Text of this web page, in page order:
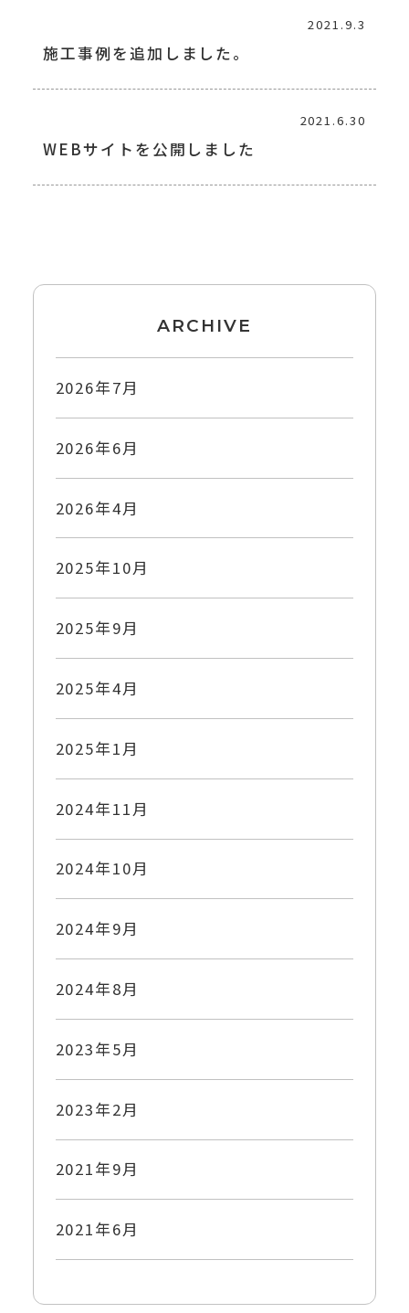
2021.9.3
施工事例を追加しました。
2021.6.30
WEBサイトを公開しました
ARCHIVE
2026年7月
2026年6月
2026年4月
2025年10月
2025年9月
2025年4月
2025年1月
2024年11月
2024年10月
2024年9月
2024年8月
2023年5月
2023年2月
2021年9月
2021年6月